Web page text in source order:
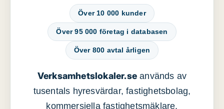
Över 10 000 kunder
Över 95 000 företag i databasen
Över 800 avtal årligen
Verksamhetslokaler.se används av
tusentals hyresvärdar, fastighetsbolag,
kommersiella fastighetsmäklare,